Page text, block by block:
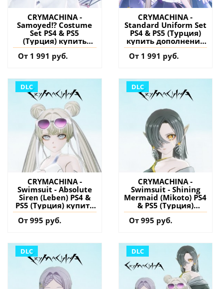
CRYMACHINA -
Samoyed!? Costume
Set PS4 & PS5
(Турция) купить
дополнение на
аккаунт
От 1 991 руб.
CRYMACHINA -
Standard Uniform Set
PS4 & PS5 (Турция)
купить дополнение
на аккаунт
От 1 991 руб.
DLC
CRYMACHINA -
Swimsuit - Absolute
Siren (Leben) PS4 &
PS5 (Турция) купить
дополнение на
аккаунт
От 995 руб.
DLC
CRYMACHINA -
Swimsuit - Shining
Mermaid (Mikoto) PS4
& PS5 (Турция)
купить дополнение
на аккаунт
От 995 руб.
DLC DLC